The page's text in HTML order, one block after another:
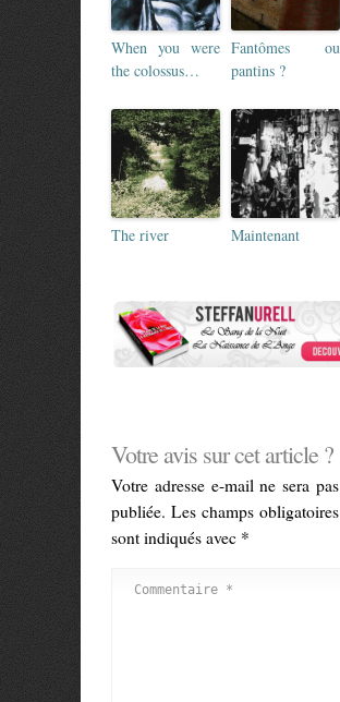
When you were
the colossus…
Fantômes ou
pantins ?
The river Maintenant
Votre avis sur cet article ?
Votre adresse e-mail ne sera pas
publiée. Les champs obligatoires
sont indiqués avec *